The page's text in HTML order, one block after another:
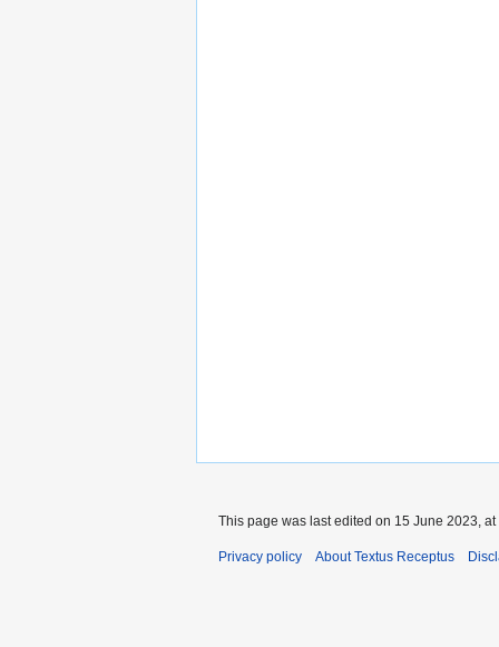
This page was last edited on 15 June 2023, at
Privacy policy About Textus Receptus